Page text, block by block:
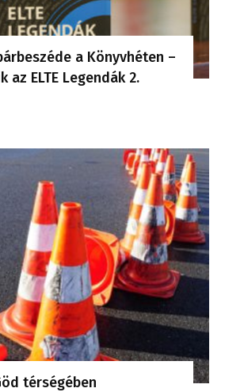
a Könyvhéten –
az ELTE Legendák 2.
térségében